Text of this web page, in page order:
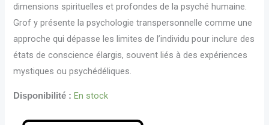
dimensions spirituelles et profondes de la psyché humaine.
Grof y présente la psychologie transpersonnelle comme une
approche qui dépasse les limites de l’individu pour inclure des
états de conscience élargis, souvent liés à des expériences
mystiques ou psychédéliques.
Disponibilité : En stock